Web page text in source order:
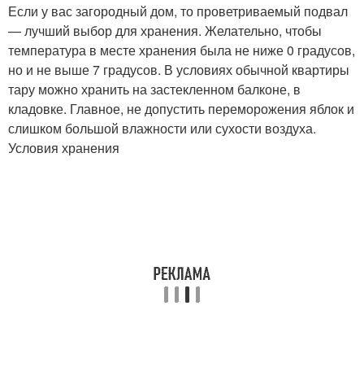
Если у вас загородный дом, то проветриваемый подвал
— лучший выбор для хранения. Желательно, чтобы
температура в месте хранения была не ниже 0 градусов,
но и не выше 7 градусов. В условиях обычной квартиры
тару можно хранить на застекленном балконе, в
кладовке. Главное, не допустить переморожения яблок и
слишком большой влажности или сухости воздуха.
Условия хранения